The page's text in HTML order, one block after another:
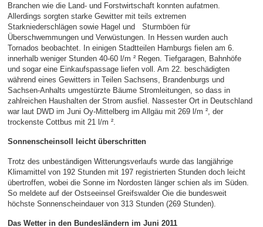
Branchen wie die Land- und Forstwirtschaft konnten aufatmen.
Allerdings sorgten starke Gewitter mit teils extremen
Starkniederschlägen sowie Hagel und Sturmböen für
Überschwemmungen und Verwüstungen. In Hessen wurden auch
Tornados beobachtet. In einigen Stadtteilen Hamburgs fielen am 6.
innerhalb weniger Stunden 40-60 l/m ² Regen. Tiefgaragen, Bahnhöfe
und sogar eine Einkaufspassage liefen voll. Am 22. beschädigten
während eines Gewitters in Teilen Sachsens, Brandenburgs und
Sachsen-Anhalts umgestürzte Bäume Stromleitungen, so dass in
zahlreichen Haushalten der Strom ausfiel. Nassester Ort in Deutschland
war laut DWD im Juni Oy-Mittelberg im Allgäu mit 269 l/m ², der
trockenste Cottbus mit 21 l/m ².
Sonnenscheinsoll leicht überschritten
Trotz des unbeständigen Witterungsverlaufs wurde das langjährige
Klimamittel von 192 Stunden mit 197 registrierten Stunden doch leicht
übertroffen, wobei die Sonne im Nordosten länger schien als im Süden.
So meldete auf der Ostseeinsel Greifswalder Oie die bundesweit
höchste Sonnenscheindauer von 313 Stunden (269 Stunden).
Das Wetter in den Bundesländern im Juni 2011